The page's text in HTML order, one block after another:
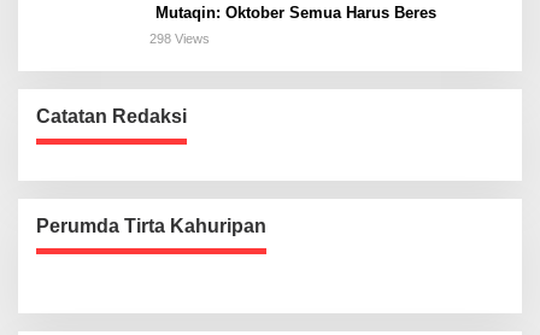
Mutaqin: Oktober Semua Harus Beres
298 Views
Catatan Redaksi
Perumda Tirta Kahuripan